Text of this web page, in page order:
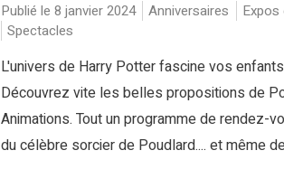
Publié le 8 janvier 2024 Anniversaires
Spectacles
L'univers de Harry Potter fascine vos
Découvrez vite les belles propositions de
Animations. Tout un programme de rendez-
du célèbre sorcier de Poudlard.... et même